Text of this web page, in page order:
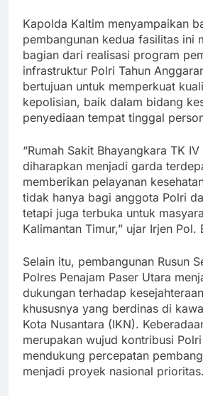
Kapolda Kaltim menyampaikan
pembangunan kedua fasilitas ini
bagian dari realisasi program
infrastruktur Polri Tahun
bertujuan untuk memperkuat
kepolisian, baik dalam bidang
penyediaan tempat tinggal
“Rumah Sakit Bhayangkara TK
diharapkan menjadi garda
memberikan pelayanan
tidak hanya bagi anggota Polri
tetapi juga terbuka untuk
Kalimantan Timur,” ujar Irjen Pol.
Selain itu, pembangunan Rusun
Polres Penajam Paser Utara
dukungan terhadap
khususnya yang berdinas di
Kota Nusantara (IKN).
merupakan wujud kontribusi
mendukung percepatan
menjadi proyek nasional prioritas.